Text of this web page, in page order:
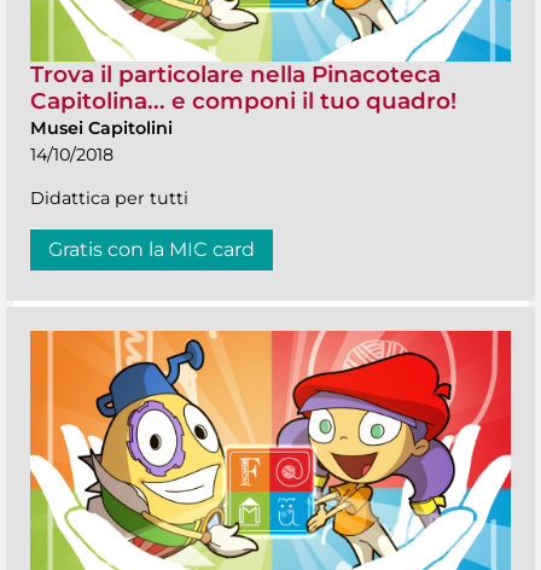
Trova il particolare nella Pinacoteca
Capitolina... e componi il tuo quadro!
Musei Capitolini
14/10/2018
Didattica per tutti
Gratis con la MIC card